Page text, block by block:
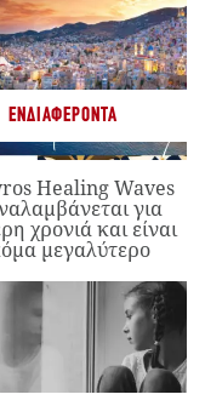
ΕΝΔΙΑΦΈΡΟΝΤΑ
Healing Waves
για
χρονιά και είναι
μεγαλύτερο